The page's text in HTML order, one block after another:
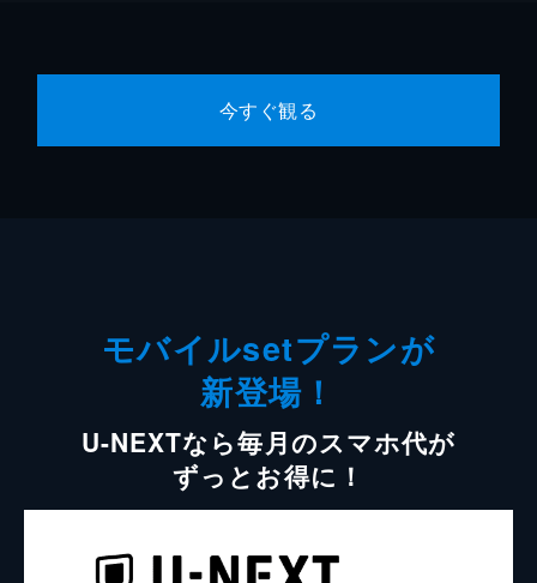
今すぐ観る
モバイルsetプランが
新登場！
U-NEXTなら毎月のスマホ代が
ずっとお得に！